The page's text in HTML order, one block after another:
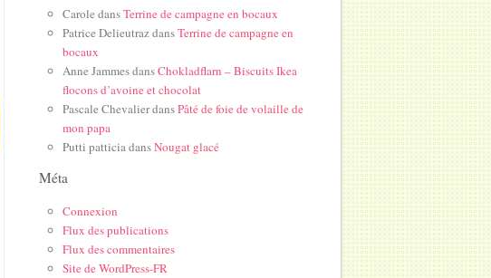
Carole dansTerrine de campagne en bocaux
Patrice DelieutrazdansTerrine de campagne en
bocaux
Anne JammesdansChokladflarn – Biscuits Ikea
flocons d’avoine et chocolat
Pascale ChevalierdansPâté de foie de volaille de
mon papa
Putti patticiadansNougat glacé
Méta
Connexion
Flux des publications
Flux des commentaires
Site de WordPress-FR